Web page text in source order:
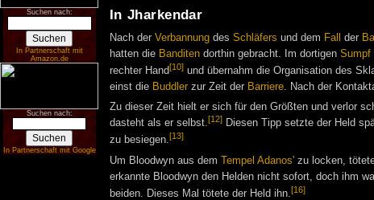
Suchen nach:
In Partnerschaft mit
Amazon.de
Suchen nach:
In Partnerschaft mit Google
In Jharkendar
Nach der Verbannungdes Schläfers und dem Fall der
hatten die Banditendorthin gebracht. Im dortigen Sumpf
rechter Hand[10]und übernahm die Organisation des
einst die Buddlerzur Zeit der Barriere. Nach der
Zu dieser Zeit hielt er sich für den Größten und verlor
dasteht als er selbst.[12]Diesen Tipp setzte der Held
zu besiegen.[13]
Um Bloodwyn aus dem Tempel Adanos'zu locken,
erkannte Bloodwyn den Helden nicht sofort, doch ihm
beiden. Dieses Mal tötete der Held ihn.[16]